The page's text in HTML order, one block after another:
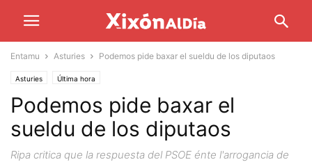
Entamu Asturies Podemos pide baxar el sueldu de los diputaos
Asturies Última hora
Podemos pide baxar el
sueldu de los diputaos
Ripa critica que la respuesta del PSOE énte l'arrogancia de